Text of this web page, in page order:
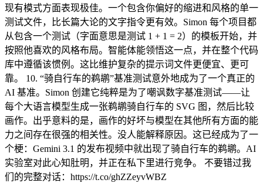
现有模式方面表现极佳。一个包含你偏好的缩进和风格的单一
测试文件，比长篇大论的文字指令更有效。Simon 每个项目都
从包含一个测试（字面意思是测试 1 + 1 = 2）的模板开始，并
按照他喜欢的风格布局。智能体能领悟这一点，并在整个代码
库中遵循该惯例。这比维护复杂的提示词文件更便宜、更可
靠。 10. “骑自行车的鹈鹕”基准测试意外地成为了一个真正的
AI 基准。Simon 创建它纯粹是为了嘲讽数字基准测试——让
每个大语言模型生成一张鹈鹕骑自行车的 SVG 图，然后比较
画作。出乎意料的是，画作的好坏与模型在其他所有方面的能
力之间存在很强的相关性。没人能解释原因。这已经成为了一
个梗：Gemini 3.1 的发布视频中就出现了骑自行车的鹈鹕。AI
实验室对此心知肚明，并正在私下里进行竞争。 不要错过我
们的完整对话：https://t.co/ghZZeyvWBZ